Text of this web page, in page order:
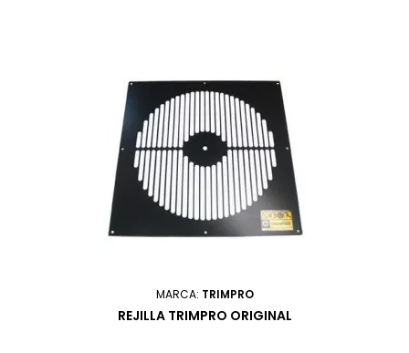
MARCA: TRIMPRO
REJILLA TRIMPRO ORIGINAL